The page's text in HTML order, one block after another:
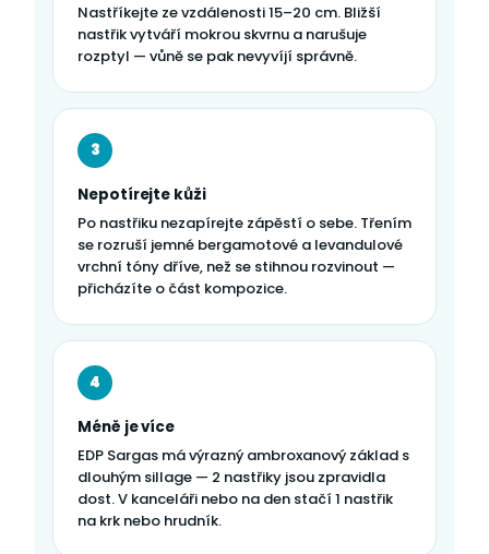
Nastříkejte ze vzdálenosti 15–20 cm. Bližší
nastřik vytváří mokrou skvrnu a narušuje
rozptyl — vůně se pak nevyvíjí správně.
3
Nepotírejte kůži
Po nastřiku nezapírejte zápěstí o sebe. Třením
se rozruší jemné bergamotové a levandulové
vrchní tóny dříve, než se stihnou rozvinout —
přicházíte o část kompozice.
4
Méně je více
EDP Sargas má výrazný ambroxanový základ s
dlouhým sillage — 2 nastřiky jsou zpravidla
dost. V kanceláři nebo na den stačí 1 nastřik
na krk nebo hrudník.